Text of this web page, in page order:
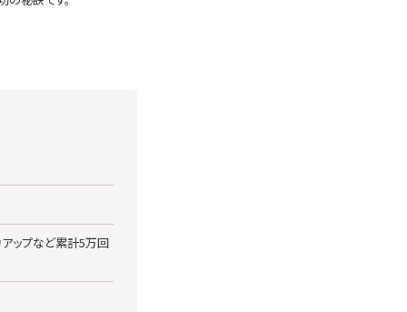
アップなど累計5万回